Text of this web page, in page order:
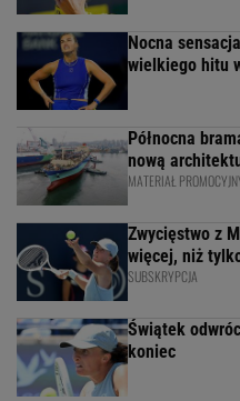
Nocna
wielkiego hitu
Północna
nową
MATERIAŁ
Zwycięstwo z
więcej, niż
SUBSKRYPCJA
Świątek
koniec